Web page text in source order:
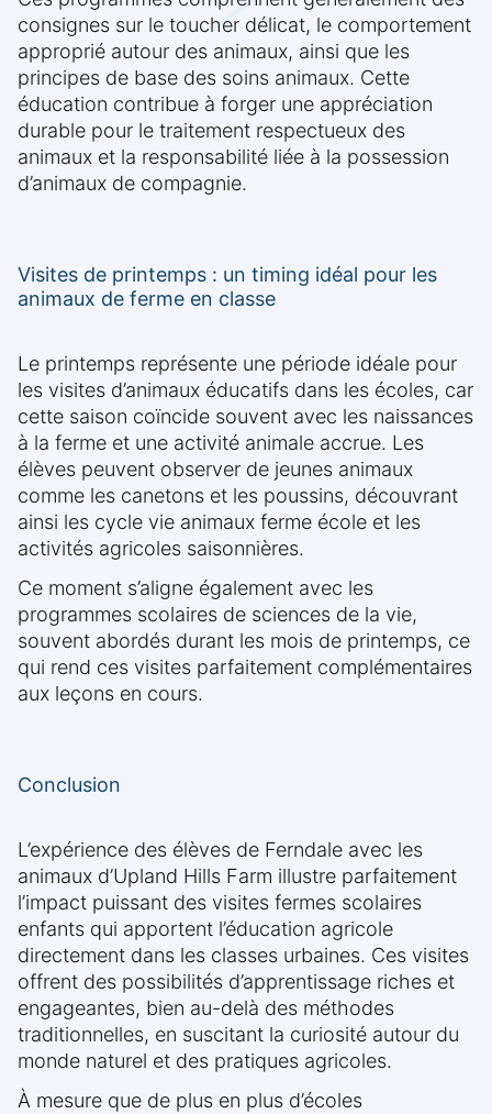
consignes sur le toucher délicat, le comportement
approprié autour des animaux, ainsi que les
principes de base des soins animaux. Cette
éducation contribue à forger une appréciation
durable pour le traitement respectueux des
animaux et la responsabilité liée à la possession
d’animaux de compagnie.
Visites de printemps : un timing idéal pour les
animaux de ferme en classe
Le printemps représente une période idéale pour
les visites d’animaux éducatifs dans les écoles, car
cette saison coïncide souvent avec les naissances
à la ferme et une activité animale accrue. Les
élèves peuvent observer de jeunes animaux
comme les canetons et les poussins, découvrant
ainsi les cycle vie animaux ferme école et les
activités agricoles saisonnières.
Ce moment s’aligne également avec les
programmes scolaires de sciences de la vie,
souvent abordés durant les mois de printemps, ce
qui rend ces visites parfaitement complémentaires
aux leçons en cours.
Conclusion
L’expérience des élèves de Ferndale avec les
animaux d’Upland Hills Farm illustre parfaitement
l’impact puissant des visites fermes scolaires
enfants qui apportent l’éducation agricole
directement dans les classes urbaines. Ces visites
offrent des possibilités d’apprentissage riches et
engageantes, bien au-delà des méthodes
traditionnelles, en suscitant la curiosité autour du
monde naturel et des pratiques agricoles.
À mesure que de plus en plus d’écoles